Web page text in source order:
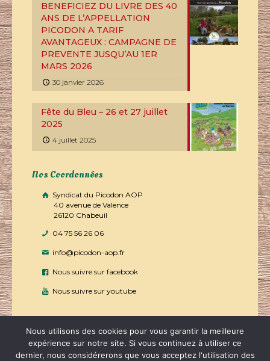
BENEFICIEZ DU LIVRE DES 40
ANS DE L’APPELLATION
PICODON A TARIF
AVANTAGEUX : CAMPAGNE DE
PREVENTE JUSQU’AU 1ER
MARS 2026
30 janvier 2026
Fête du Bleu – 26 et 27 juillet
2025
4 juillet 2025
Nos Coordonnées
Syndicat du Picodon AOP
40 avenue de Valence
26120 Chabeuil
04 75 56 26 06
info@picodon-aop.fr
Nous suivre sur facebook
Nous suivre sur youtube
Nous utilisons des cookies pour vous garantir la meilleure
expérience sur notre site. Si vous continuez à utiliser ce
dernier, nous considérerons que vous acceptez l'utilisation des